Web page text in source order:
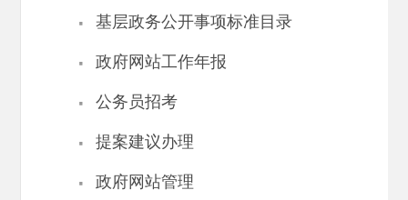
· 基层政务公开事项标准目录
· 政府网站工作年报
· 公务员招考
· 提案建议办理
· 政府网站管理